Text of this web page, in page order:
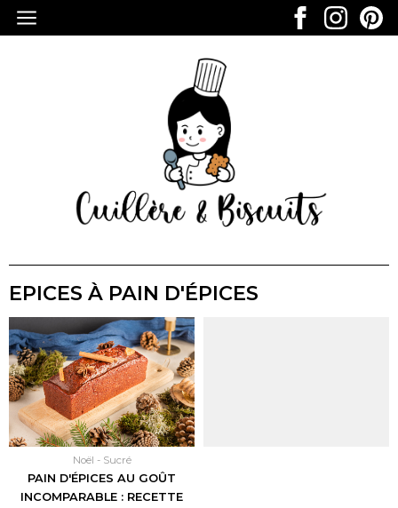
EPICES À PAIN D'ÉPICES
Noël - Sucré
PAIN D'ÉPICES AU GOÛT
INCOMPARABLE : RECETTE